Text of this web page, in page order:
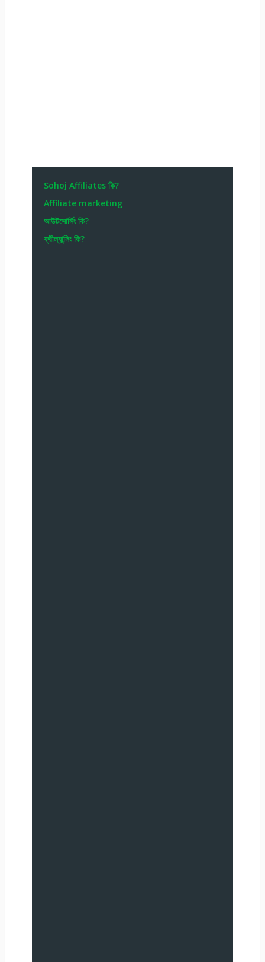
Sohoj Affiliates কি?
Affiliate marketing
আউটসোর্সিং কি?
ফ্রীল্যান্সিং কি?